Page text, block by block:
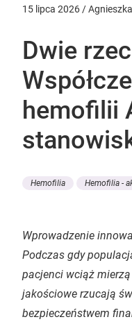
15 lipca 2026 /
Dwie
hemofilii
Hemofilia Hemofilia -
Wprowadzenie
Podczas gdy
pacjenci wciąż
jakościowe rzucają
bezpieczeństwem